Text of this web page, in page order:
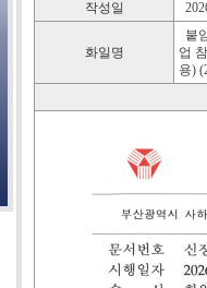
작성일
화일명
붙
업
용)